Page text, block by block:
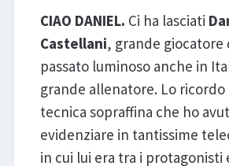
CIAO DANIEL. Ci ha lasciati
Castellani, grande giocatore
passato luminoso anche in
grande allenatore. Lo ricordo
tecnica sopraffina che ho
evidenziare in tantissime
in cui lui era tra i protagonisti